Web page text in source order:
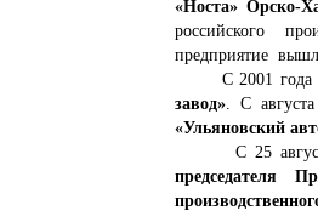
«Носта» Орско-
российского
предприятие
С 2001 года
завод». С
«Ульяновский
С 25 августа
председателя